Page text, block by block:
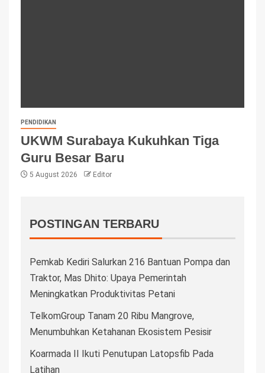
PENDIDIKAN
UKWM Surabaya Kukuhkan Tiga
Guru Besar Baru
5 August 2026 Editor
POSTINGAN TERBARU
Pemkab Kediri Salurkan 216 Bantuan Pompa dan
Traktor, Mas Dhito: Upaya Pemerintah
Meningkatkan Produktivitas Petani
TelkomGroup Tanam 20 Ribu Mangrove,
Menumbuhkan Ketahanan Ekosistem Pesisir
Koarmada II Ikuti Penutupan Latopsfib Pada
Latihan